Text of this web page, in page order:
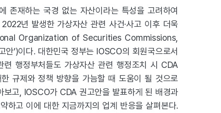
존재하는 국경 없는 자산이라는 특성을 고려하여
2022년 발생한 가상자산 관련 사건·사고 이후 더욱
Organization of Securities Commissions,
’)이다. 대한민국 정부는 IOSCO의 회원국으로서
련 행정부처들도 가상자산 관련 행정조치 시 CDA
규제와 정책 방향을 가늠할 때 도움이 될 것으로
고, IOSCO가 CDA 권고안을 발표하게 된 배경과
고 이에 대한 지금까지의 업계 반응을 살펴본다.